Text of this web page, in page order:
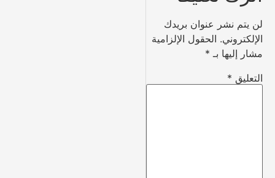
لن يتم نشر عنوان بريدك
الإلكتروني. الحقول الإلزامية
مشار إليها بـ *
التعليق *